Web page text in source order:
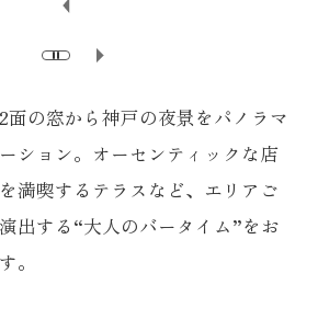
面の窓から神戸の夜景をパノラマ
ション。 オーセンティックな店
満喫するテラスなど、 エリアご
出する“大人のバータイム”をお
。